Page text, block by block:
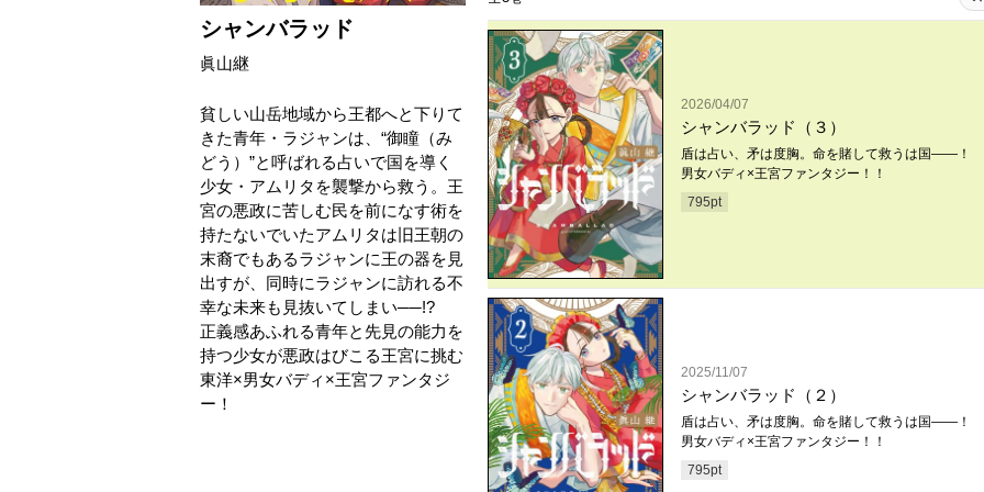
シャンバラッド
眞山継
貧しい山岳地域から王都へと下りて
きた青年・ラジャンは、“御瞳（み
どう）”と呼ばれる占いで国を導く
少女・アムリタを襲撃から救う。王
宮の悪政に苦しむ民を前になす術を
持たないでいたアムリタは旧王朝の
末裔でもあるラジャンに王の器を見
出すが、同時にラジャンに訪れる不
幸な未来も見抜いてしまい──!?
正義感あふれる青年と先見の能力を
持つ少女が悪政はびこる王宮に挑む
東洋×男女バディ×王宮ファンタジ
ー！
2026/04/07
シャンバラッド（３）
盾は占い、矛は度胸。命を賭して救うは国――！
男女バディ×王宮ファンタジー！！
795pt
2025/11/07
シャンバラッド（２）
盾は占い、矛は度胸。命を賭して救うは国――！
男女バディ×王宮ファンタジー！！
795pt